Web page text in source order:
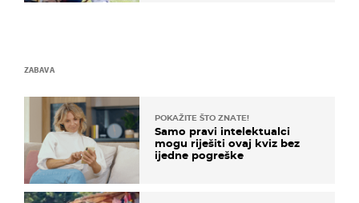
ZABAVA
POKAŽITE ŠTO ZNATE!
Samo pravi intelektualci
mogu riješiti ovaj kviz bez
ijedne pogreške